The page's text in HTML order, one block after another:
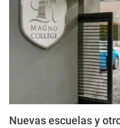
Nuevas escuelas y